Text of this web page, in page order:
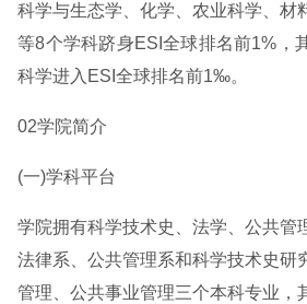
科学与生态学、化学、农业科学、材
等8个学科跻身ESI全球排名前1%，
科学进入ESI全球排名前1‰。
02学院简介
(一)学科平台
学院拥有科学技术史、法学、公共管
法律系、公共管理系和科学技术史研
管理、公共事业管理三个本科专业，